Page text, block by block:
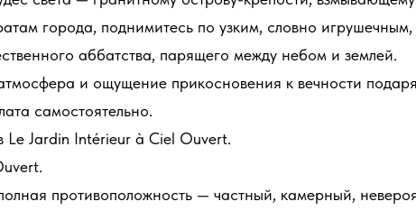
города, поднимитесь по узким, словно
аббатства, парящего между небом и землей.
и ощущение прикосновения к вечности
самостоятельно.
Jardin Intérieur à Ciel Ouvert.
противоположность — частный, камерный,